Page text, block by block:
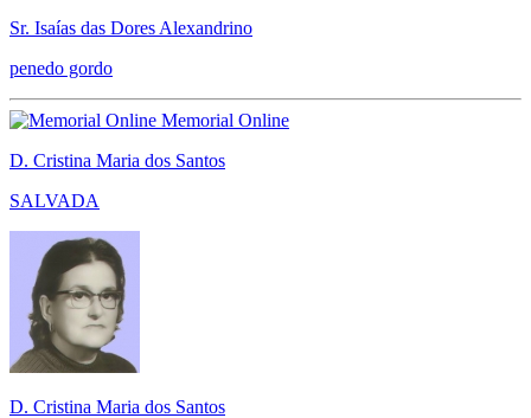
Sr. Isaías das Dores Alexandrino
penedo gordo
Memorial Online
D. Cristina Maria dos Santos
SALVADA
D. Cristina Maria dos Santos